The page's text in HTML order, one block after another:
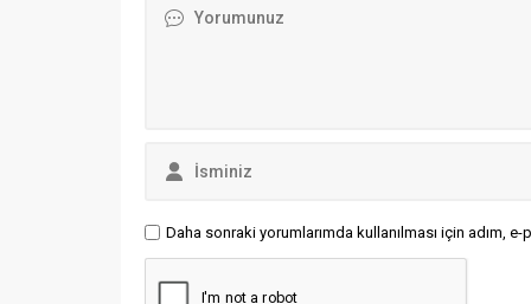
Daha sonraki yorumlarımda kullanılması için adım,